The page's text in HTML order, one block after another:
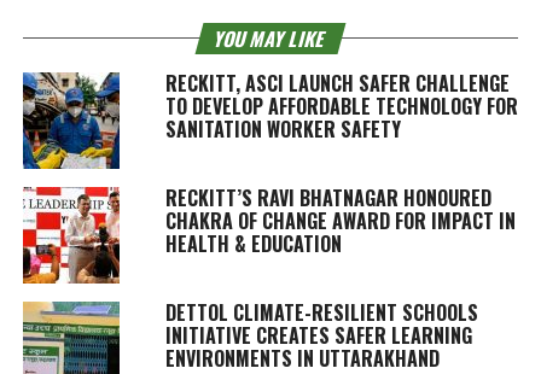
YOU MAY LIKE
RECKITT, ASCI LAUNCH SAFER CHALLENGE
TO DEVELOP AFFORDABLE TECHNOLOGY FOR
SANITATION WORKER SAFETY
RECKITT’S RAVI BHATNAGAR HONOURED
CHAKRA OF CHANGE AWARD FOR IMPACT IN
HEALTH & EDUCATION
DETTOL CLIMATE-RESILIENT SCHOOLS
INITIATIVE CREATES SAFER LEARNING
ENVIRONMENTS IN UTTARAKHAND